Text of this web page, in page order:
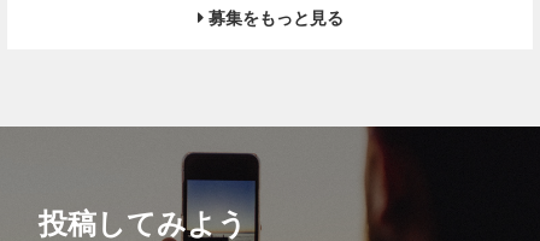
募集をもっと見る
投稿してみよう